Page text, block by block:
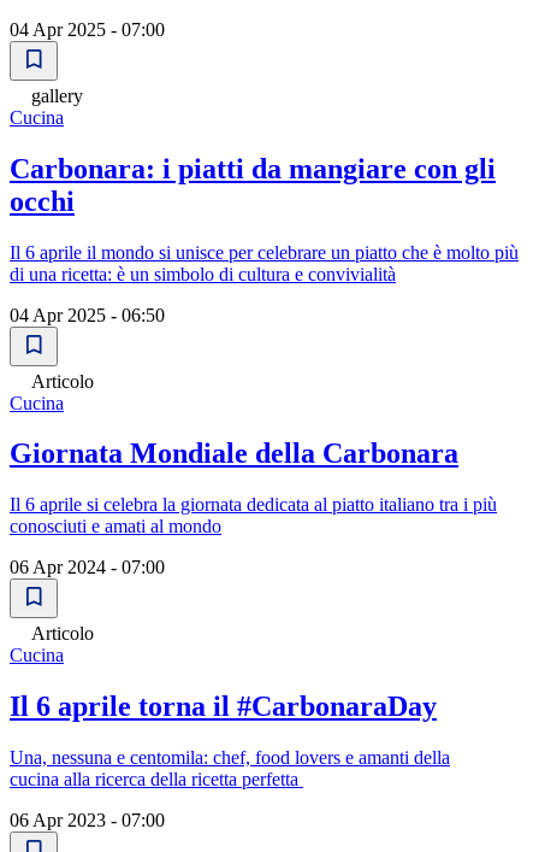
04 Apr 2025 - 07:00
gallery
Cucina
Carbonara: i piatti da mangiare con gli
occhi
Il 6 aprile il mondo si unisce per celebrare un piatto che è molto più
di una ricetta: è un simbolo di cultura e convivialità
04 Apr 2025 - 06:50
Articolo
Cucina
Giornata Mondiale della Carbonara
Il 6 aprile si celebra la giornata dedicata al piatto italiano tra i più
conosciuti e amati al mondo
06 Apr 2024 - 07:00
Articolo
Cucina
Il 6 aprile torna il #CarbonaraDay
Una, nessuna e centomila: chef, food lovers e amanti della
cucina alla ricerca della ricetta perfetta
06 Apr 2023 - 07:00